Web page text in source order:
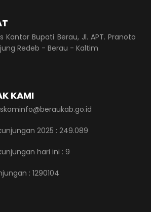
Kantor Bupati Berau, Jl. APT. Pranoto
Redeb - Berau - Kaltim
KAMI
2025 : 249.089
hari ini : 9
: 1290104